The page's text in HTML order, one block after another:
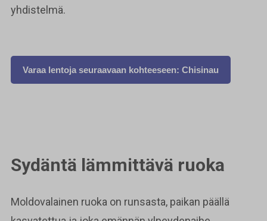
yhdistelmä.
Varaa lentoja seuraavaan kohteeseen: Chisinau
Sydäntä lämmittävä ruoka
Moldovalainen ruoka on runsasta, paikan päällä